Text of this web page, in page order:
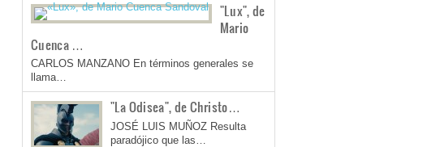
"Lux", de
Mario
Cuenca …
CARLOS MANZANO En términos generales se
llama…
"La Odisea", de Christo…
JOSÉ LUIS MUÑOZ Resulta
paradójico que las…